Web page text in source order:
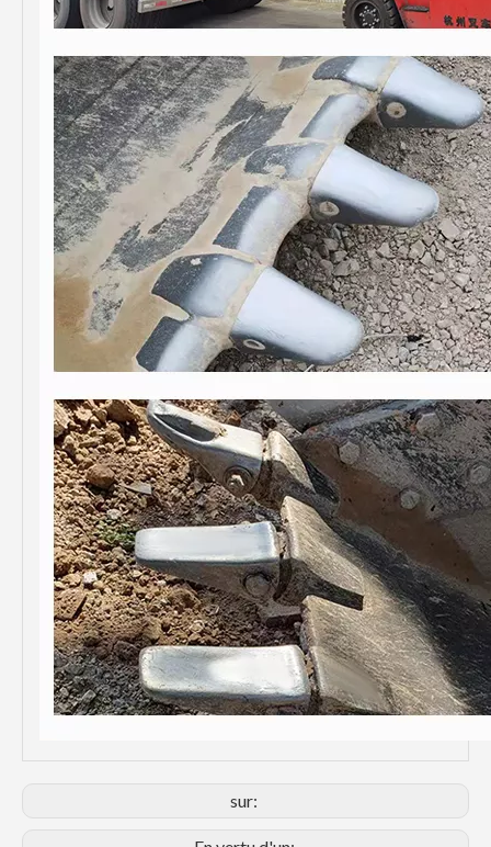
sur: